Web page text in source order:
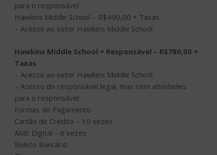
para o responsável
Hawkins Middle School – R$490,00 + Taxas
– Acesso ao setor Hawkins Middle School
Hawkins Middle School + Responsável – R$780,00 +
Taxas
– Acesso ao setor Hawkins Middle School
– Acesso do responsável legal, mas sem atividades
para o responsável
Formas de Pagamento
Cartão de Crédito – 10 vezes
AME Digital – 6 vezes
Boleto Bancário